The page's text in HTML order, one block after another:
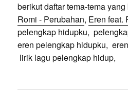
berikut daftar tema-tema
Romi - Perubahan, Eren feat.
pelengkap hidupku,
eren pelengkap hidupku,
lirik lagu pelengkap hidup,